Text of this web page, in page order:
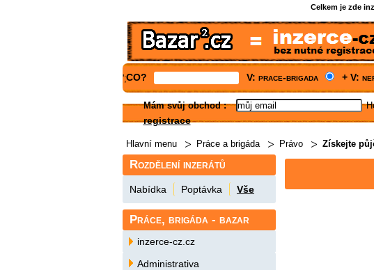
Celkem je zde
';CO? V: prace-brigada + V:
Mám svůj obchod:
registrace
Hlavní menu Práce a brigáda Právo Získejte
Rozdělení inzerátů
Nabídka Poptávka Vše
Práce, brigáda - bazar
inzerce-cz.cz
Administrativa